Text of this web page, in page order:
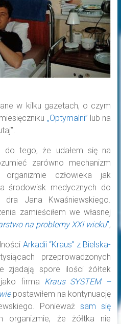
w kilku gazetach, o czym
„Optymalni” lub na
do tego, że udałem się na
zarówno mechanizm
organizmie człowieka jak
środowisk medycznych do
Jana Kwaśniewskiego.
zamieściłem we własnej
na problemy XXI wieku”,
Arkadii “Kraus” z Bielska-
przeprowadzonych
zjadają spore ilości żółtek
firma Kraus SYSTEM –
postawiłem na kontynuację
Ponieważ sam się
organizmie, że żółtka nie